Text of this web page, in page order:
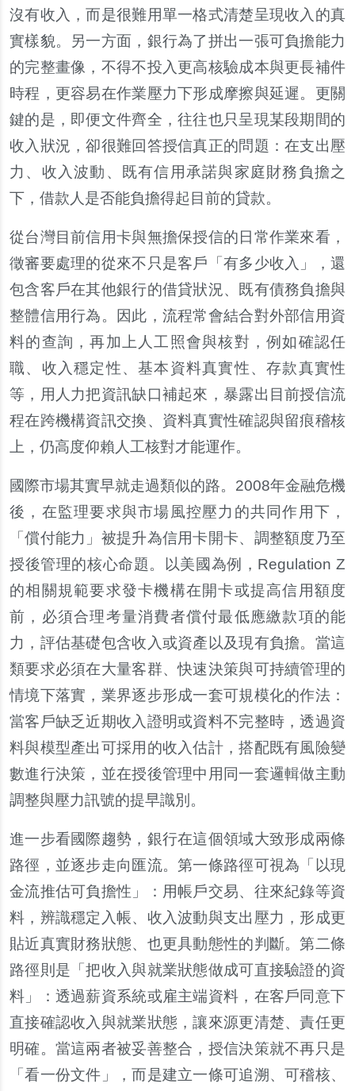
沒有收入，而是很難用單一格式清楚呈現收入的真
實樣貌。另一方面，銀行為了拼出一張可負擔能力
的完整畫像，不得不投入更高核驗成本與更長補件
時程，更容易在作業壓力下形成摩擦與延遲。更關
鍵的是，即便文件齊全，往往也只呈現某段期間的
收入狀況，卻很難回答授信真正的問題：在支出壓
力、收入波動、既有信用承諾與家庭財務負擔之
下，借款人是否能負擔得起目前的貸款。
從台灣目前信用卡與無擔保授信的日常作業來看，
徵審要處理的從來不只是客戶「有多少收入」，還
包含客戶在其他銀行的借貸狀況、既有債務負擔與
整體信用行為。因此，流程常會結合對外部信用資
料的查詢，再加上人工照會與核對，例如確認任
職、收入穩定性、基本資料真實性、存款真實性
等，用人力把資訊缺口補起來，暴露出目前授信流
程在跨機構資訊交換、資料真實性確認與留痕稽核
上，仍高度仰賴人工核對才能運作。
國際市場其實早就走過類似的路。2008年金融危機
後，在監理要求與市場風控壓力的共同作用下，
「償付能力」被提升為信用卡開卡、調整額度乃至
授後管理的核心命題。以美國為例，Regulation Z
的相關規範要求發卡機構在開卡或提高信用額度
前，必須合理考量消費者償付最低應繳款項的能
力，評估基礎包含收入或資產以及現有負擔。當這
類要求必須在大量客群、快速決策與可持續管理的
情境下落實，業界逐步形成一套可規模化的作法：
當客戶缺乏近期收入證明或資料不完整時，透過資
料與模型產出可採用的收入估計，搭配既有風險變
數進行決策，並在授後管理中用同一套邏輯做主動
調整與壓力訊號的提早識別。
進一步看國際趨勢，銀行在這個領域大致形成兩條
路徑，並逐步走向匯流。第一條路徑可視為「以現
金流推估可負擔性」：用帳戶交易、往來紀錄等資
料，辨識穩定入帳、收入波動與支出壓力，形成更
貼近真實財務狀態、也更具動態性的判斷。第二條
路徑則是「把收入與就業狀態做成可直接驗證的資
料」：透過薪資系統或雇主端資料，在客戶同意下
直接確認收入與就業狀態，讓來源更清楚、責任更
明確。當這兩者被妥善整合，授信決策就不再只是
「看一份文件」，而是建立一條可追溯、可稽核、